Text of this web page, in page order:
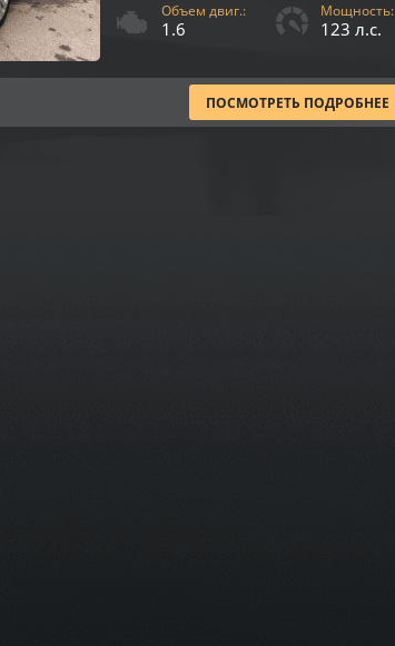
Объем двиг.:
1.6
Мощность:
123 л.с.
ПОСМОТРЕТЬ ПОДРОБНЕЕ